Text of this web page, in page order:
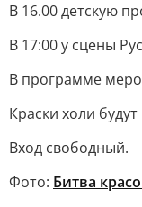
В 16.00 детскую
В 17:00 у сцены
В программе
Краски холи
Вход свободный.
Фото: Битва